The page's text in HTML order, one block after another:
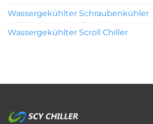
Wassergekühlter Schraubenkühler
Wassergekühlter Scroll Chiller